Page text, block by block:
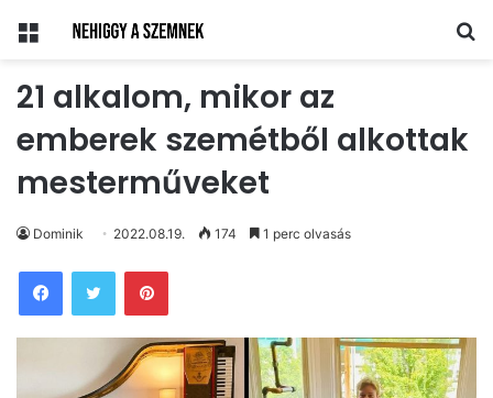
Menü
21 alkalom, mikor az
emberek szemétből alkottak
mesterműveket
Dominik 2022.08.19. 174 1 perc olvasás
Pinterest